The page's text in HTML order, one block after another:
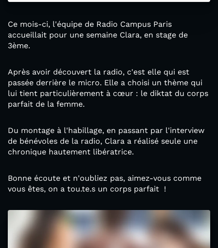
Ce mois-ci, l'équipe de Radio Campus Paris
accueillait pour une semaine Clara, en stage de
3ème.
Après avoir découvert la radio, c'est elle qui est
passée derrière le micro. Elle a choisi un thème qui
lui tient particulièrement à cœur : le diktat du corps
parfait de la femme.
Du montage à l'habillage, en passant par l'interview
de bénévoles de la radio, Clara a réalisé seule une
chronique hautement libératrice.
Bonne écoute et n'oubliez pas, aimez-vous comme
vous êtes, on a tou.te.s un corps parfait !